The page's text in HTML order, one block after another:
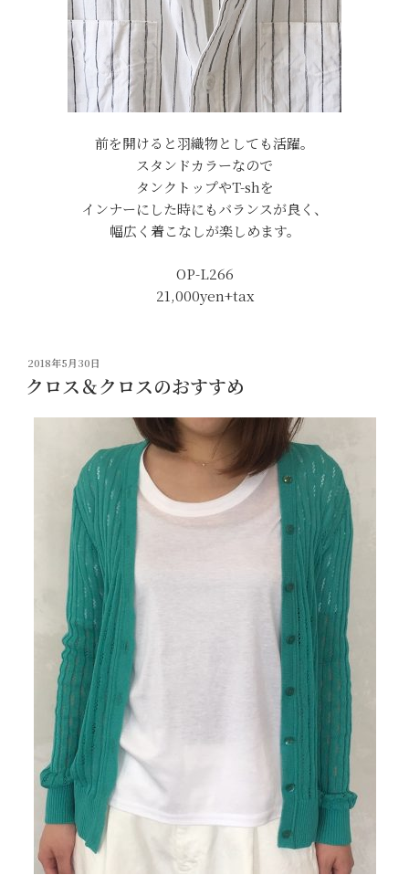
前を開けると羽織物としても活躍。
スタンドカラーなので
タンクトップやT-shを
インナーにした時にもバランスが良く、
幅広く着こなしが楽しめます。
OP-L266
21,000yen+tax
投
稿
日:
2018年5月30日
クロス＆クロスのおすすめ